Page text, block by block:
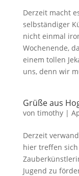
Derzeit macht
selbständiger
nicht einmal
Wochenende,
einem tollen
uns, denn wir
Grüße aus
von timothy|
Derzeit
hier treffen
Jugend zu